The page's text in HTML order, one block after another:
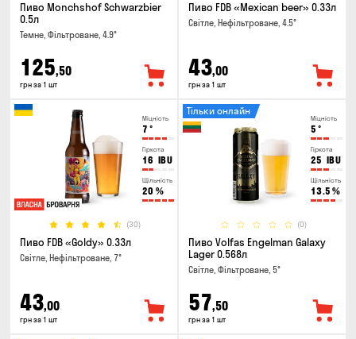
Пиво Monchshof Schwarzbier
0.5л
Темне, Фільтроване, 4.9°
125,50
грн за 1 шт
Пиво FDB «Mexican beer» 0.33л
Світле, Нефільтроване, 4.5°
43,00
грн за 1 шт
Міцність
7 °
Гіркота
16 IBU
Щільність
20 %
(30)
Пиво FDB «Goldy» 0.33л
Світле, Нефільтроване, 7°
43,00
грн за 1 шт
Міцність
5 °
Гіркота
25 IBU
Щільність
13.5 %
(0)
Тільки онлайн
Пиво Volfas Engelman Galaxy
Lager 0.568л
Світле, Фільтроване, 5°
57,50
грн за 1 шт